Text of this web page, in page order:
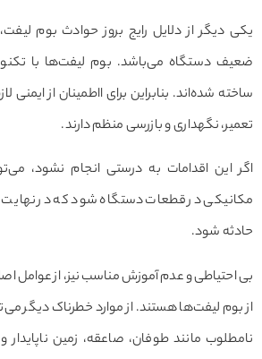
دیگر از دلایل رایج بروز حوادث بوم لیفت،
دستگاه می‌باشد. بوم لیفت‌ها با تکنولوژی
شده‌اند. بنابراین برای ااطمینان از ایمنی لازم
نگهداری و بازرسی منظم دارند.
این اقدامات به درستی انجام نشود،
در قطعات دستگاه شود که در نهایت
شود.
و عدم آموزش مناسب نیز، از عوامل اصلی
لیفت‌ها هستند. از موارد خطرناک دیگر می‌توان
مانند طوفان، صاعقه، زمین ناپایدار و